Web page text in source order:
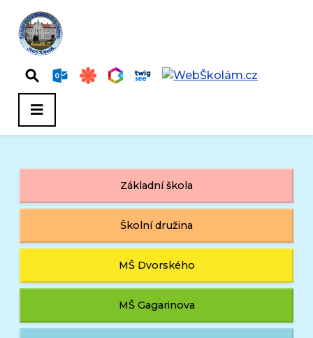
Základní škola
Školní družina
MŠ Dvorského
MŠ Gagarinova